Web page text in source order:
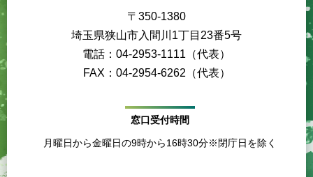
〒350-1380
埼玉県狭山市入間川1丁目23番5号
電話：04-2953-1111（代表）
FAX：04-2954-6262（代表）
窓口受付時間
月曜日から金曜日の9時から16時30分※閉庁日を除く